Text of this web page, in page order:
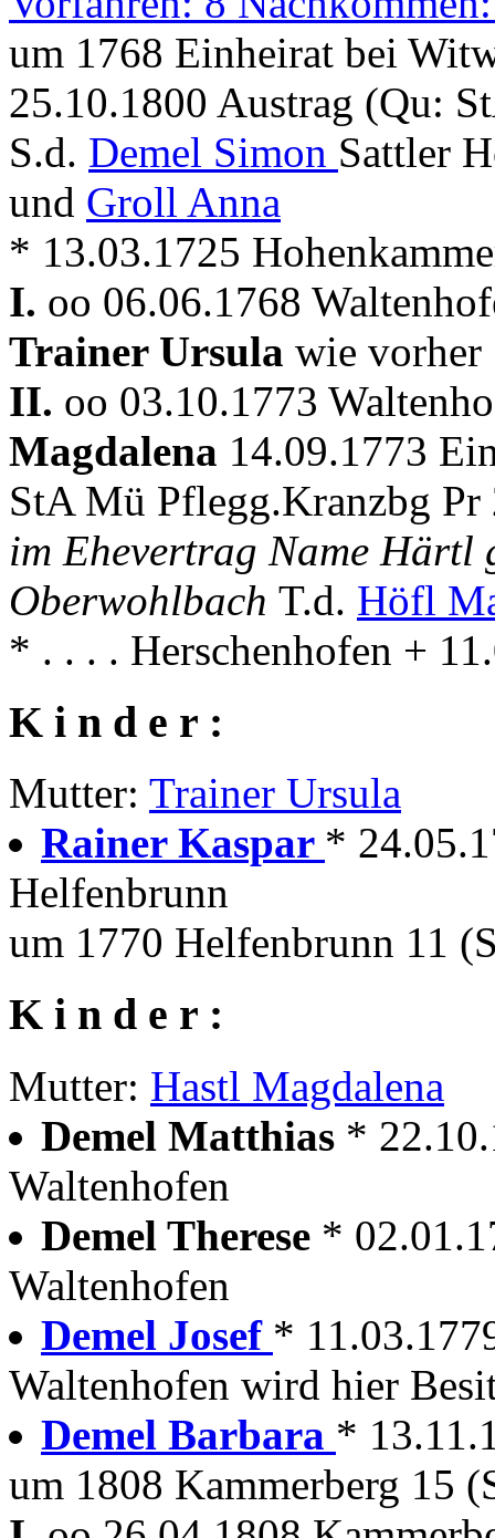
um 1768 Einheirat bei
25.10.1800 Austrag (Qu:
S.d. Demel Simon Sattler
und Groll Anna
* 13.03.1725
I. oo 06.06.1768
Trainer Ursula wie vorher
II. oo 03.10.1773
Magdalena 14.09.1773
StA Mü Pflegg.Kranzbg Pr
im Ehevertrag Name Härtl
Oberwohlbach T.d. Höfl
* . . . . Herschenhofen +
K i n d e r :
Mutter: Trainer Ursula
Rainer Kaspar *
Helfenbrunn
um 1770 Helfenbrunn 11
K i n d e r :
Mutter: Hastl Magdalena
Demel Matthias *
Waltenhofen
Demel Therese *
Waltenhofen
Demel Josef *
Waltenhofen wird hier
Demel Barbara *
um 1808 Kammerberg 15